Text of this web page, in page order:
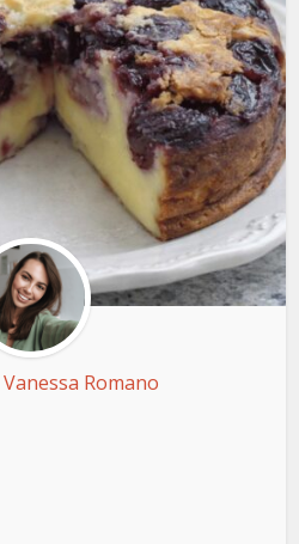
Vanessa Romano